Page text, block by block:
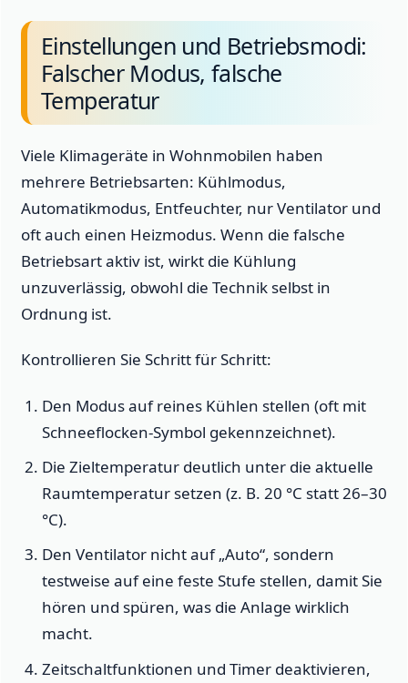
Einstellungen und Betriebsmodi:
Falscher Modus, falsche
Temperatur
Viele Klimageräte in Wohnmobilen haben
mehrere Betriebsarten: Kühlmodus,
Automatikmodus, Entfeuchter, nur Ventilator und
oft auch einen Heizmodus. Wenn die falsche
Betriebsart aktiv ist, wirkt die Kühlung
unzuverlässig, obwohl die Technik selbst in
Ordnung ist.
Kontrollieren Sie Schritt für Schritt:
Den Modus auf reines Kühlen stellen (oft mit
Schneeflocken-Symbol gekennzeichnet).
Die Zieltemperatur deutlich unter die aktuelle
Raumtemperatur setzen (z. B. 20 °C statt 26–30
°C).
Den Ventilator nicht auf „Auto“, sondern
testweise auf eine feste Stufe stellen, damit Sie
hören und spüren, was die Anlage wirklich
macht.
Zeitschaltfunktionen und Timer deaktivieren,